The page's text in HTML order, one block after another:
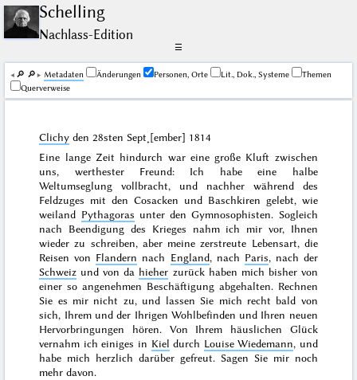
Schelling
Nachlass-Edition
☰
🔎︎ 🔎︎ Me­ta­da­ten Änderungen Personen, Orte Lit., Dok., Systeme
Themen
Querverweise
Clichy den28sten Sept˖[ember] 1814
Eine lange Zeit hindurch war eine große Kluft zwischen
uns, werthester Freund: Ich habe eine halbe
Weltumseglung vollbracht, und nachher während des
Feldzuges mit den Cosacken und Baschkiren gelebt, wie
weiland Pythagoras unter den Gymnosophisten. Sogleich
nach Beendigung des Krieges nahm ich mir vor, Ihnen
wieder zu schreiben, aber meine zerstreute Lebensart, die
Reisen von Flandern nach England, nach Paris, nach der
Schweiz und von da hieher zurück haben mich bisher von
einer so angenehmen Beschäftigung abgehalten. Rechnen
Sie es mir nicht zu, und lassen Sie mich recht bald von
sich, Ihrem und der Ihrigen Wohlbefinden und Ihren neuen
Hervorbringungen hören. Von Ihrem häuslichen Glück
vernahm ich einiges in Kiel durch Louise Wiedemann, und
habe mich herzlich darüber gefreut. Sagen Sie mir noch
mehr davon.